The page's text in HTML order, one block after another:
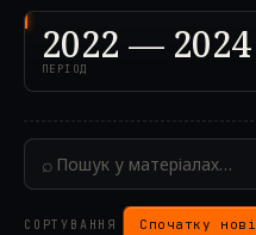
2022 — 2024
ПЕРІОД
⌕
СОРТУВАННЯ Спочатку нові